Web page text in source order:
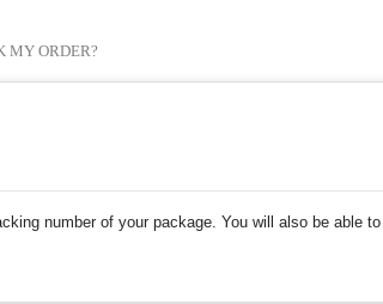
MY ORDER?
number of your package. You will also be able